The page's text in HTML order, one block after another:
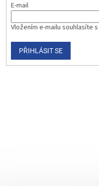
E-mail
Vložením e-mailu souhlasíte s
PŘIHLÁSIT SE